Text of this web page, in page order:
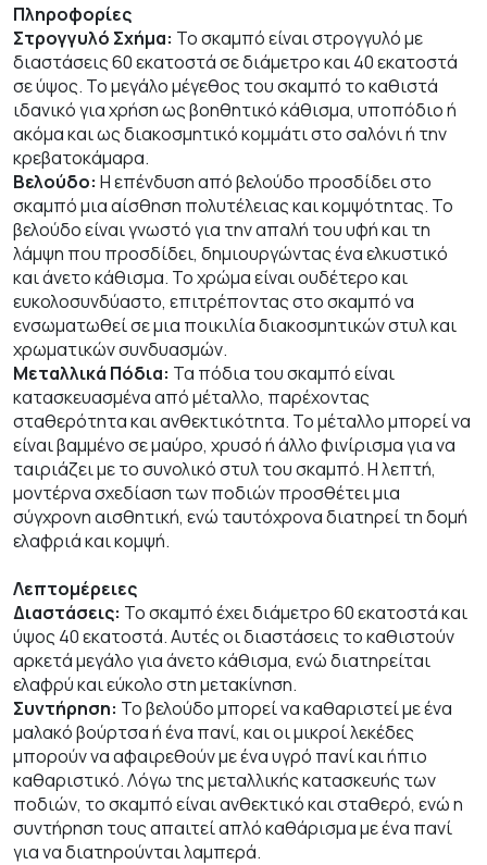
Πληροφορίες
Στρογγυλό Σχήμα: Το σκαμπό είναι στρογγυλό με
διαστάσεις 60 εκατοστά σε διάμετρο και 40 εκατοστά
σε ύψος. Το μεγάλο μέγεθος του σκαμπό το καθιστά
ιδανικό για χρήση ως βοηθητικό κάθισμα, υποπόδιο ή
ακόμα και ως διακοσμητικό κομμάτι στο σαλόνι ή την
κρεβατοκάμαρα.
Βελούδο: Η επένδυση από βελούδο προσδίδει στο
σκαμπό μια αίσθηση πολυτέλειας και κομψότητας. Το
βελούδο είναι γνωστό για την απαλή του υφή και τη
λάμψη που προσδίδει, δημιουργώντας ένα ελκυστικό
και άνετο κάθισμα. Το χρώμα είναι ουδέτερο και
ευκολοσυνδύαστο, επιτρέποντας στο σκαμπό να
ενσωματωθεί σε μια ποικιλία διακοσμητικών στυλ και
χρωματικών συνδυασμών.
Μεταλλικά Πόδια: Τα πόδια του σκαμπό είναι
κατασκευασμένα από μέταλλο, παρέχοντας
σταθερότητα και ανθεκτικότητα. Το μέταλλο μπορεί να
είναι βαμμένο σε μαύρο, χρυσό ή άλλο φινίρισμα για να
ταιριάζει με το συνολικό στυλ του σκαμπό. Η λεπτή,
μοντέρνα σχεδίαση των ποδιών προσθέτει μια
σύγχρονη αισθητική, ενώ ταυτόχρονα διατηρεί τη δομή
ελαφριά και κομψή.
Λεπτομέρειες
Διαστάσεις: Το σκαμπό έχει διάμετρο 60 εκατοστά και
ύψος 40 εκατοστά. Αυτές οι διαστάσεις το καθιστούν
αρκετά μεγάλο για άνετο κάθισμα, ενώ διατηρείται
ελαφρύ και εύκολο στη μετακίνηση.
Συντήρηση: Το βελούδο μπορεί να καθαριστεί με ένα
μαλακό βούρτσα ή ένα πανί, και οι μικροί λεκέδες
μπορούν να αφαιρεθούν με ένα υγρό πανί και ήπιο
καθαριστικό. Λόγω της μεταλλικής κατασκευής των
ποδιών, το σκαμπό είναι ανθεκτικό και σταθερό, ενώ η
συντήρηση τους απαιτεί απλό καθάρισμα με ένα πανί
για να διατηρούνται λαμπερά.